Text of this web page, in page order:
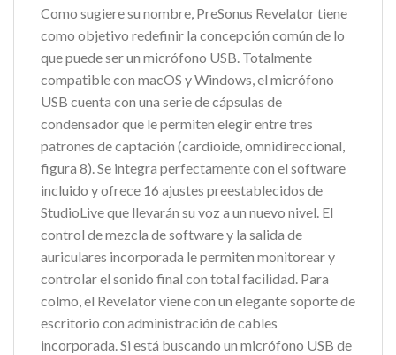
Como sugiere su nombre, PreSonus Revelator tiene
como objetivo redefinir la concepción común de lo
que puede ser un micrófono USB. Totalmente
compatible con macOS y Windows, el micrófono
USB cuenta con una serie de cápsulas de
condensador que le permiten elegir entre tres
patrones de captación (cardioide, omnidireccional,
figura 8). Se integra perfectamente con el software
incluido y ofrece 16 ajustes preestablecidos de
StudioLive que llevarán su voz a un nuevo nivel. El
control de mezcla de software y la salida de
auriculares incorporada le permiten monitorear y
controlar el sonido final con total facilidad. Para
colmo, el Revelator viene con un elegante soporte de
escritorio con administración de cables
incorporada. Si está buscando un micrófono USB de